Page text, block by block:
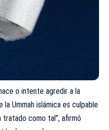
o intente agredir a la
la Ummah islámica es culpable
tratado como tal”, afirmó